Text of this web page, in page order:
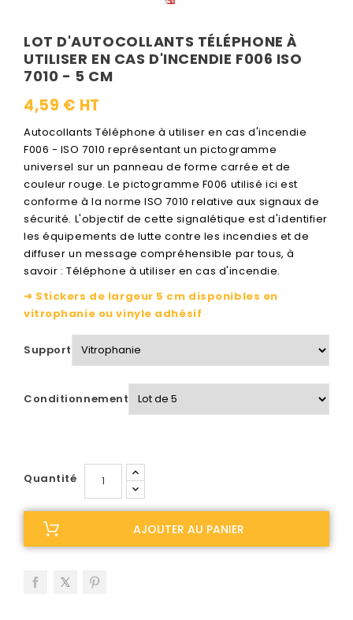
LOT D'AUTOCOLLANTS TÉLÉPHONE À
UTILISER EN CAS D'INCENDIE F006 ISO
7010 - 5 CM
4,59 € HT
Autocollants Téléphone à utiliser en cas d'incendie
F006 - ISO 7010 représentant un pictogramme
universel sur un panneau de forme carrée et de
couleur rouge. Le pictogramme F006 utilisé ici est
conforme à la norme ISO 7010 relative aux signaux de
sécurité. L'objectif de cette signalétique est d'identifier
les équipements de lutte contre les incendies et de
diffuser un message compréhensible par tous, à
savoir : Téléphone à utiliser en cas d'incendie.
➜ Stickers de largeur 5 cm disponibles en
vitrophanie ou vinyle adhésif
Support
Conditionnement
Quantité
AJOUTER AU PANIER